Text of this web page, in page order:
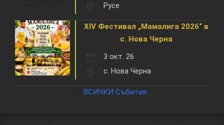
Русе
XIV Фестивал „Мамалига 2026“ в
с. Нова Черна
3 окт. 26
с. Нова Черна
ВСИЧКИ Събития